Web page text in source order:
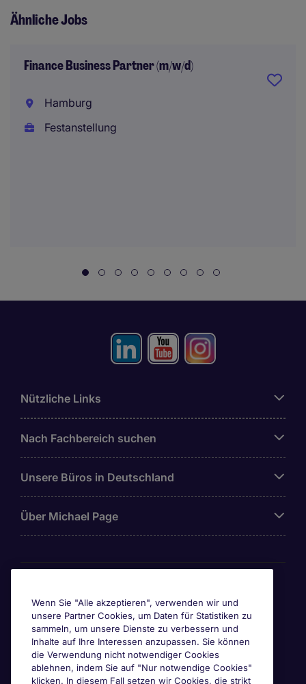
Ähnliche Jobs
Finance Business Partner (m/w/d)
Hamburg
Festanstellung
Nützliche Links
Nach Fachbereich suchen
Unsere Büros in Deutschland
Über Michael Page
Wenn Sie "Alle akzeptieren", verwenden wir und
unsere Partner Cookies, um Daten für Statistiken zu
sammeln, um unsere Dienste zu verbessern und
Inhalte auf Ihre Interessen anzupassen. Sie können
die Verwendung nicht notwendiger Cookies
ablehnen, indem Sie auf "Nur notwendige Cookies"
klicken. In diesem Fall setzen wir Cookies, die strikt